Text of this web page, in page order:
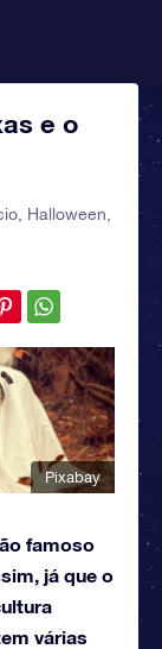
e o
Halloween
Pixabay
famoso
já que o
várias